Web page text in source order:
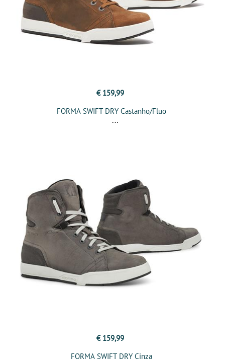
€ 159,99
FORMA SWIFT DRY Castanho/Fluo
€ 159,99
FORMA SWIFT DRY Cinza